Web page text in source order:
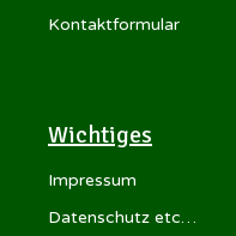
Kontaktformular
Wichtiges
Impressum
Datenschutz etc…